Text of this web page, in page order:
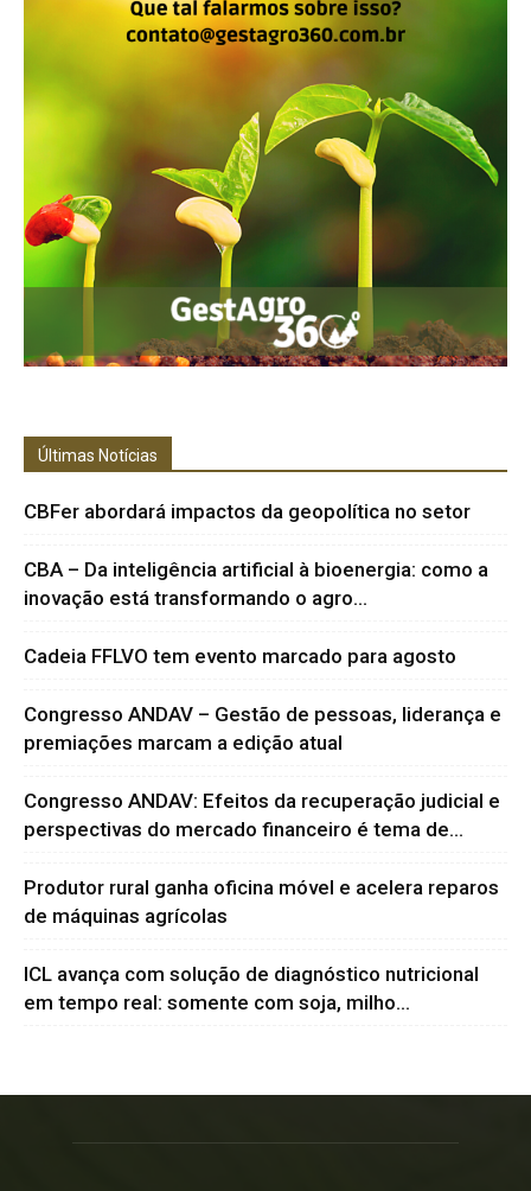
Últimas Notícias
CBFer abordará impactos da geopolítica no setor
CBA – Da inteligência artificial à bioenergia: como a
inovação está transformando o agro...
Cadeia FFLVO tem evento marcado para agosto
Congresso ANDAV – Gestão de pessoas, liderança e
premiações marcam a edição atual
Congresso ANDAV: Efeitos da recuperação judicial e
perspectivas do mercado financeiro é tema de...
Produtor rural ganha oficina móvel e acelera reparos
de máquinas agrícolas
ICL avança com solução de diagnóstico nutricional
em tempo real: somente com soja, milho...